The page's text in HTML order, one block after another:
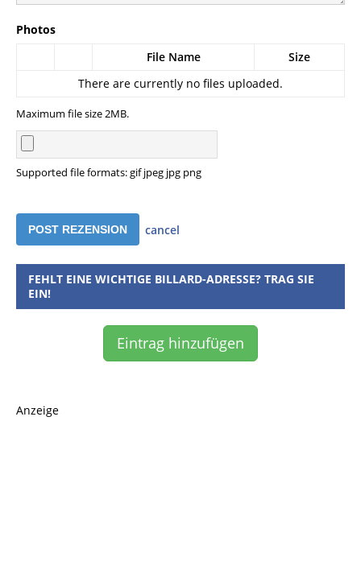
Photos
File Name
Size
There are currently no files uploaded.
Maximum file size 2MB.
Supported file formats: gif jpeg jpg png
cancel
FEHLT EINE WICHTIGE BILLARD-ADRESSE? TRAG SIE
EIN!
Eintrag hinzufügen
Anzeige